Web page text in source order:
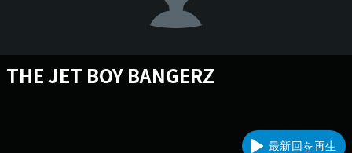
THE JET BOY BANGERZ
最新回を再生